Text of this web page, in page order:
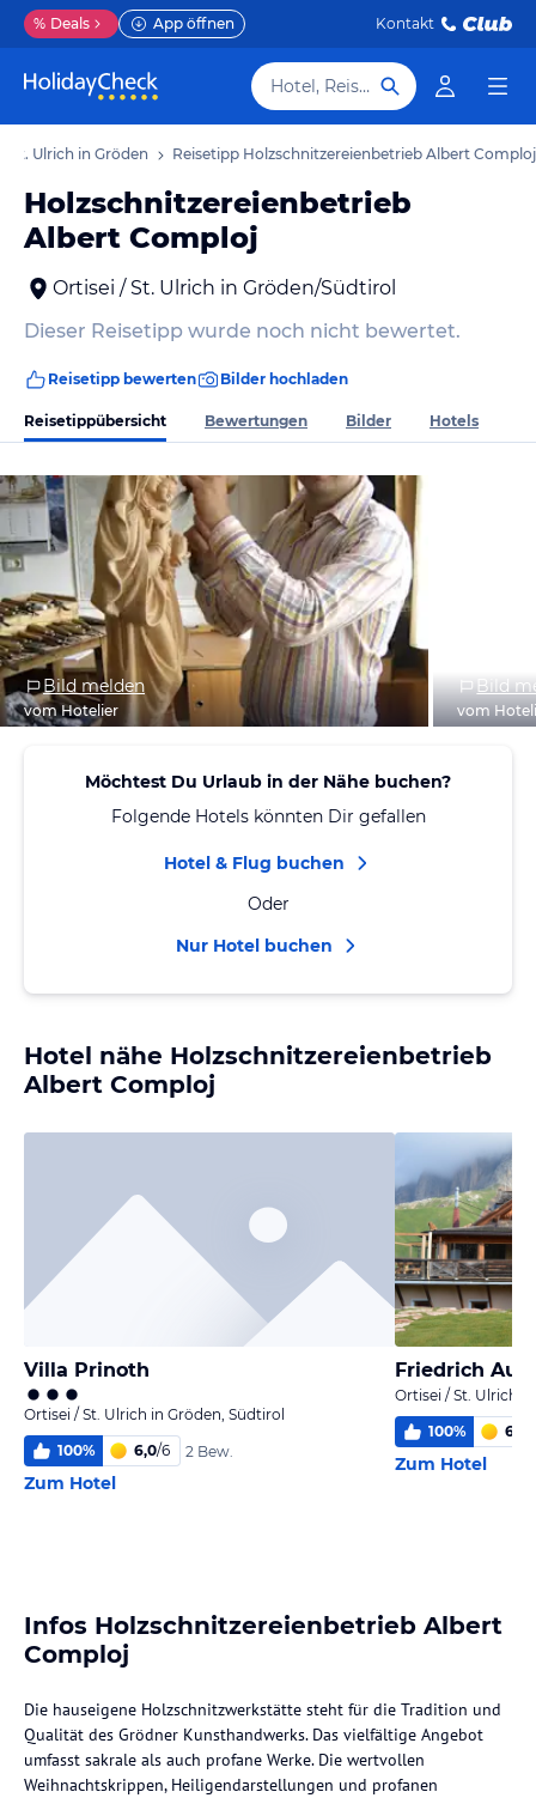
% Deals App öffnen Kontakt
Hotel, Reiseziel
St. Ulrich in Gröden Reisetipp Holzschnitzereienbetrieb Albert Comploj
Holzschnitzereienbetrieb
Albert Comploj
Ortisei / St. Ulrich in Gröden/Südtirol
Dieser Reisetipp wurde noch nicht bewertet.
Reisetipp bewerten Bilder hochladen
Reisetippübersicht Bewertungen Bilder Hotels
Bild melden
vom Hotelier
Bild
vom
Möchtest Du Urlaub in der Nähe buchen?
Folgende Hotels könnten Dir gefallen
Hotel & Flug buchen
Oder
Nur Hotel buchen
Hotel nähe Holzschnitzereienbetrieb
Albert Comploj
Villa Prinoth
Ortisei / St. Ulrich in Gröden, Südtirol
100% 6,0/6 2 Bew.
Zum Hotel
Friedrich
Ortisei / St. Ulrich
100% 6,0
Zum Hotel
Infos Holzschnitzereienbetrieb Albert
Comploj
Die hauseigene Holzschnitzwerkstätte steht für die Tradition und
Qualität des Grödner Kunsthandwerks. Das vielfältige Angebot
umfasst sakrale als auch profane Werke. Die wertvollen
Weihnachtskrippen, Heiligendarstellungen und profanen